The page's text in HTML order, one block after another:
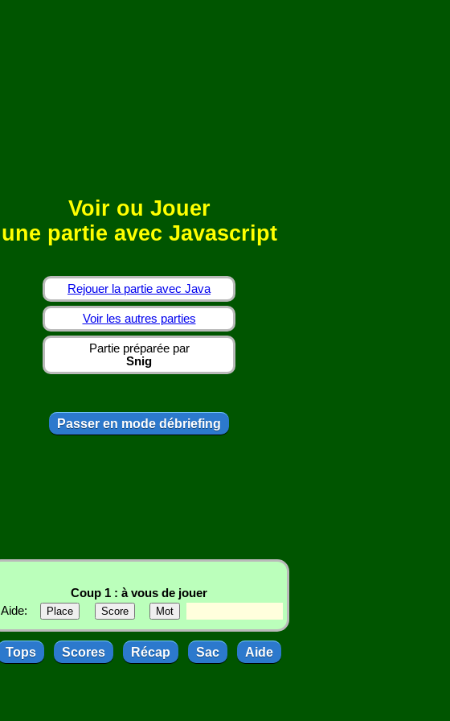
Voir ou Jouer
une partie avec Javascript
Rejouer la partie avec Java
Voir les autres parties
Partie préparée par
Snig
Passer en mode débriefing
Coup 1 : à vous de jouer
Aide:
Tops Scores Récap Sac Aide